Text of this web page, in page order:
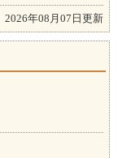
2026年08月07日更新